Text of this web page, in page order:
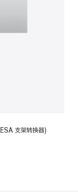
支架转换器)